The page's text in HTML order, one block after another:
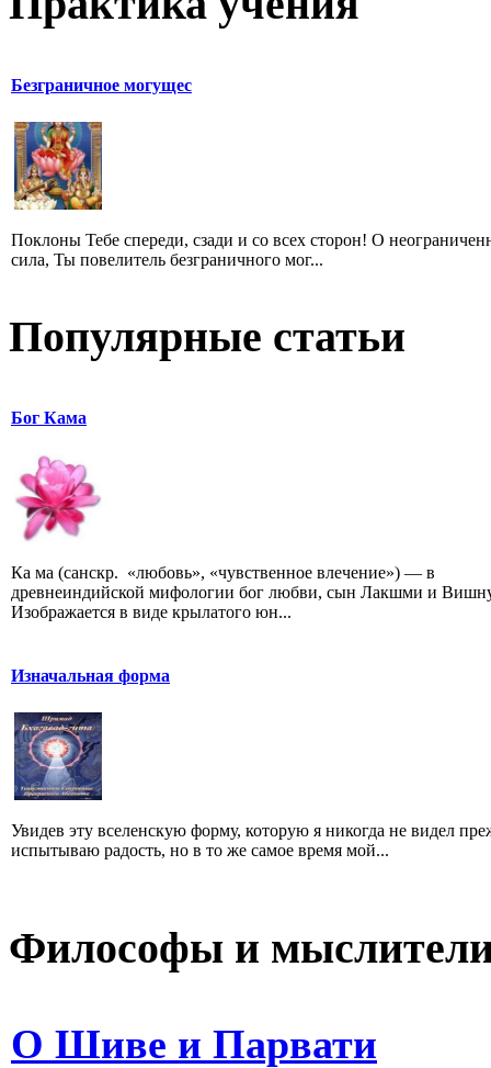
Безграничное могущес
Поклоны Тебе спереди, сзади и со всех сторон! O
сила, Ты повелитель безграничного мог...
Популярные статьи
Бог Кама
Ка ма (санскр. «любовь», «чувственное влечение») — в
древнеиндийской мифологии бог любви, сын Лакшми и
Изображается в виде крылатого юн...
Изначальная форма
Увидев эту вселенскую форму, которую я никогда не видел
испытываю радость, но в то же самое время мой...
Философы и
О Шиве и Парвати